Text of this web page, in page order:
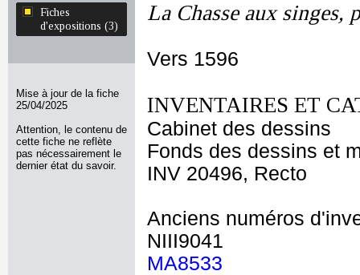
Fiches
d'expositions (3)
Mise à jour de la fiche
25/04/2025
Attention, le contenu de
cette fiche ne reflète
pas nécessairement le
dernier état du savoir.
La Chasse aux singes,
Vers 1596
INVENTAIRES ET
Cabinet des dessins
Fonds des dessins et
INV 20496, Recto
Anciens numéros
NIII9041
MA8533